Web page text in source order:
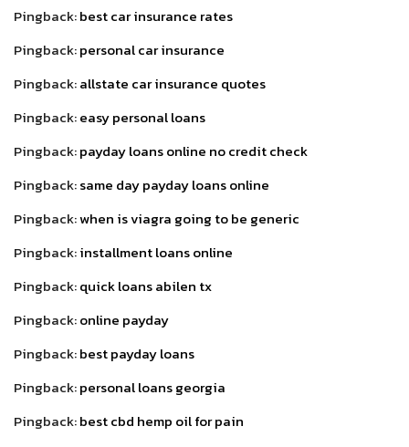
Pingback:best car insurance rates
Pingback:personal car insurance
Pingback:allstate car insurance quotes
Pingback:easy personal loans
Pingback:payday loans online no credit check
Pingback:same day payday loans online
Pingback:when is viagra going to be generic
Pingback:installment loans online
Pingback:quick loans abilen tx
Pingback:online payday
Pingback:best payday loans
Pingback:personal loans georgia
Pingback:best cbd hemp oil for pain